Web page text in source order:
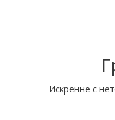
Искренне с